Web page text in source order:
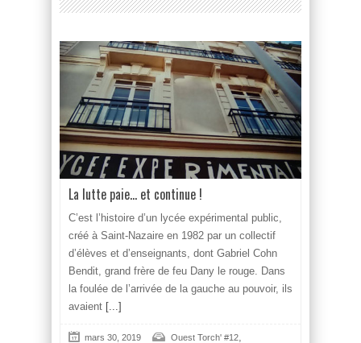
La lutte paie… et continue !
C’est l’histoire d’un lycée expérimental public,
créé à Saint-Nazaire en 1982 par un collectif
d’élèves et d’enseignants, dont Gabriel Cohn
Bendit, grand frère de feu Dany le rouge. Dans
la foulée de l’arrivée de la gauche au pouvoir, ils
avaient [...]
mars 30, 2019 Ouest Torch' #12